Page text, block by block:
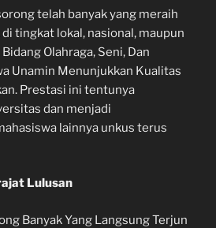
telah banyak yang meraih
tingkat lokal, nasional, maupun
Olahraga, Seni, Dan
Unamin Menunjukkan Kualitas
Prestasi ini tentunya
dan menjadi
lainnya unkus terus
Lulusan
Banyak Yang Langsung Terjun